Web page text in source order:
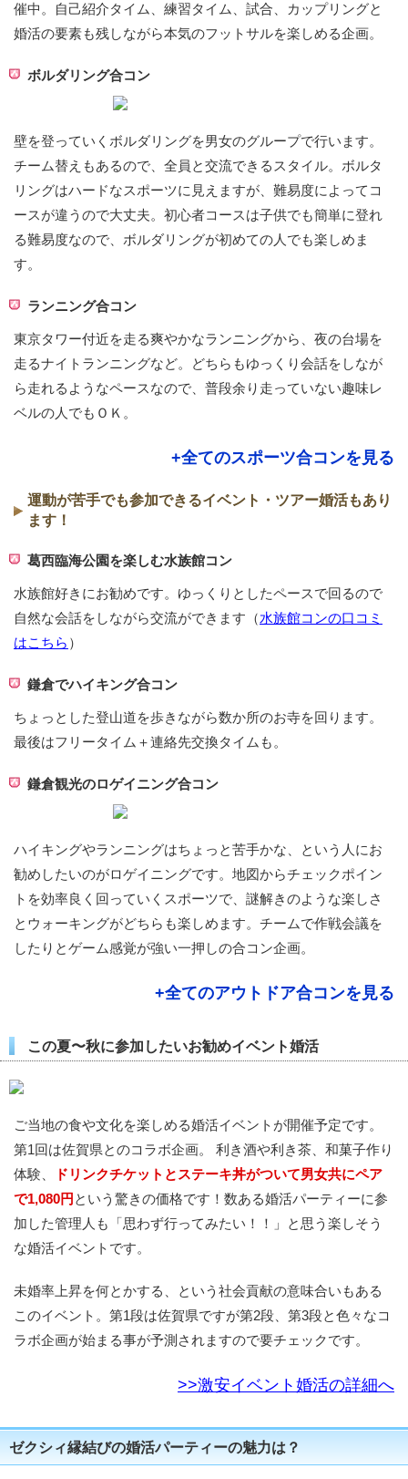
催中。自己紹介タイム、練習タイム、試合、カップリングと
婚活の要素も残しながら本気のフットサルを楽しめる企画。
ボルダリング合コン
壁を登っていくボルダリングを男女のグループで行います。
チーム替えもあるので、全員と交流できるスタイル。ボルタ
リングはハードなスポーツに見えますが、難易度によってコ
ースが違うので大丈夫。初心者コースは子供でも簡単に登れ
る難易度なので、ボルダリングが初めての人でも楽しめま
す。
ランニング合コン
東京タワー付近を走る爽やかなランニングから、夜の台場を
走るナイトランニングなど。どちらもゆっくり会話をしなが
ら走れるようなペースなので、普段余り走っていない趣味レ
ベルの人でもＯＫ。
+全てのスポーツ合コンを見る
運動が苦手でも参加できるイベント・ツアー婚活もあり
ます！
葛西臨海公園を楽しむ水族館コン
水族館好きにお勧めです。ゆっくりとしたペースで回るので
自然な会話をしながら交流ができます（水族館コンの口コミ
はこちら ）
鎌倉でハイキング合コン
ちょっとした登山道を歩きながら数か所のお寺を回ります。
最後はフリータイム＋連絡先交換タイムも。
鎌倉観光のロゲイニング合コン
ハイキングやランニングはちょっと苦手かな、という人にお
勧めしたいのがロゲイニングです。地図からチェックポイン
トを効率良く回っていくスポーツで、謎解きのような楽しさ
とウォーキングがどちらも楽しめます。チームで作戦会議を
したりとゲーム感覚が強い一押しの合コン企画。
+全てのアウトドア合コンを見る
この夏〜秋に参加したいお勧めイベント婚活
ご当地の食や文化を楽しめる婚活イベントが開催予定です。
第1回は佐賀県とのコラボ企画。 利き酒や利き茶、和菓子作り
体験、
ドリンクチケットとステーキ丼がついて男女共にペア
で1,080円 という驚きの価格です！数ある婚活パーティーに参
加した管理人も「思わず行ってみたい！！」と思う楽しそう
な婚活イベントです。
未婚率上昇を何とかする、という社会貢献の意味合いもある
このイベント。第1段は佐賀県ですが第2段、第3段と色々なコ
ラボ企画が始まる事が予測されますので要チェックです。
>>激安イベント婚活の詳細へ
ゼクシィ縁結びの婚活パーティーの魅力は？